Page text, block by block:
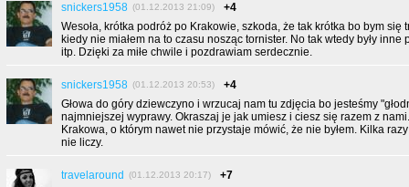
snickers1958 (01.12.2013 21:09)
+4
Wesoła, krótka podróż po Krakowie, szkoda, że tak krótka bo bym się
kiedy nie miałem na to czasu nosząc tornister. No tak wtedy były inne
itp. Dzięki za miłe chwile i pozdrawiam serdecznie.
snickers1958 (01.12.2013 20:53)
+4
Głowa do góry dziewczyno i wrzucaj nam tu zdjęcia bo jesteśmy
najmniejszej wyprawy. Okraszaj je jak umiesz i ciesz się razem z
Krakowa, o którym nawet nie przystaje mówić, że nie byłem. Kilka
nie liczy.
travelaround (01.12.2013 20:17)
+7